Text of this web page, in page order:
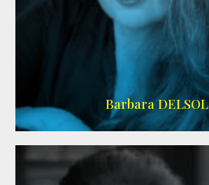
IMDB
Barbara DELSOL